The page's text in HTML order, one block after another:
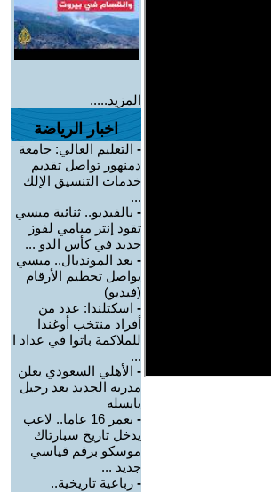
المزيد.....
اخبار الرياضة
- التعليم العالي: جامعة
دمنهور تواصل تقديم
خدمات التنسيق الإلك
...
- بالفيديو.. ثنائية ميسي
تقود إنتر ميامي لفوز
جديد في كأس الدو ...
- بعد المونديال.. ميسي
يواصل تحطيم الأرقام
(فيديو)
- اسكتلندا: عدد من
أفراد منتخب أوغندا
للملاكمة باتوا في عداد ا
...
- الأهلي السعودي يعلن
مدربه الجديد بعد رحيل
يايسله
-
بعمر 16 عاما.. لاعب
يدخل تاريخ سبارتاك
موسكو برقم قياسي
جديد ...
- رباعية تاريخية..